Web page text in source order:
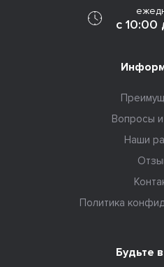
с 10:00
Вопросы
Наши
Политика
Будьте